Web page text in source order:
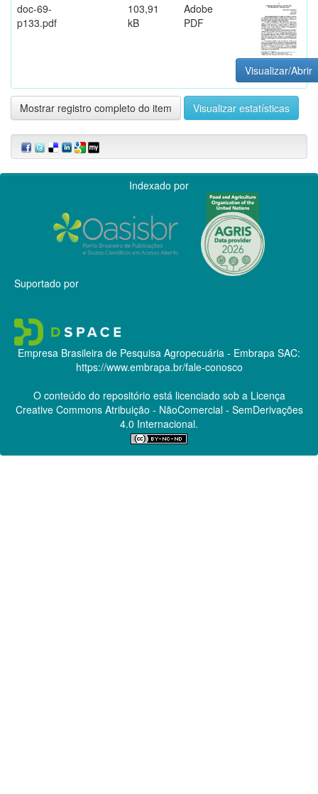
doc-69-
p133.pdf
103,91
kB
Adobe
PDF
Visualizar/Abrir
Mostrar registro completo do item Visualizar estatísticas
Indexado por
Suportado por
Empresa Brasileira de Pesquisa Agropecuária - Embrapa SAC:
https://www.embrapa.br/fale-conosco
O conteúdo do repositório está licenciado sob a Licença
Creative CommonsAtribuição - NãoComercial - SemDerivações
4.0 Internacional.